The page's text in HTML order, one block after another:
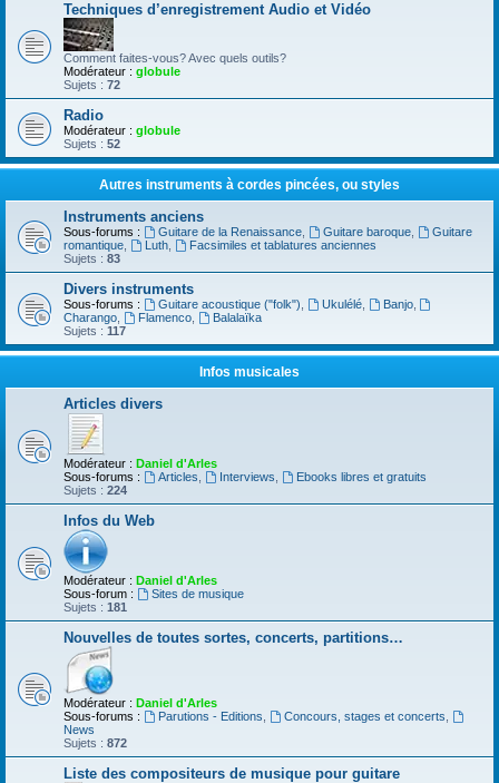
Techniques d’enregistrement Audio et Vidéo
Comment faites-vous? Avec quels outils?
Modérateur : globule
Sujets : 72
Radio
Modérateur : globule
Sujets : 52
Autres instruments à cordes pincées, ou styles
Instruments anciens
Sous-forums : Guitare de la Renaissance, Guitare baroque,
Guitare
romantique
Luth,
Facsimiles et tablatures anciennes
Sujets : 83
Divers instruments
Sous-forums : Guitare acoustique ("folk") Ukulélé, Banjo,
Charango
Flamenco,
Balalaïka
Sujets : 117
Infos musicales
Articles divers
Modérateur : Daniel d'Arles
Sous-forums :
Articles Interviews
Ebooks libres et gratuits
Sujets : 224
Infos du Web
Modérateur : Daniel d'Arles
Sous-forum :
Sites de musique
Sujets : 181
Nouvelles de toutes sortes, concerts, partitions…
Modérateur : Daniel d'Arles
Sous-forums :
Parutions - Editions Concours, stages et concerts
News
Sujets : 872
Liste des compositeurs de musique pour guitare